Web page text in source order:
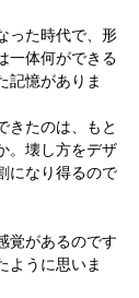
った時代で、形
一体何ができる
記憶がありま
きたのは、もと
。壊し方をデザ
になり得るので
覚があるのです
ように思いま